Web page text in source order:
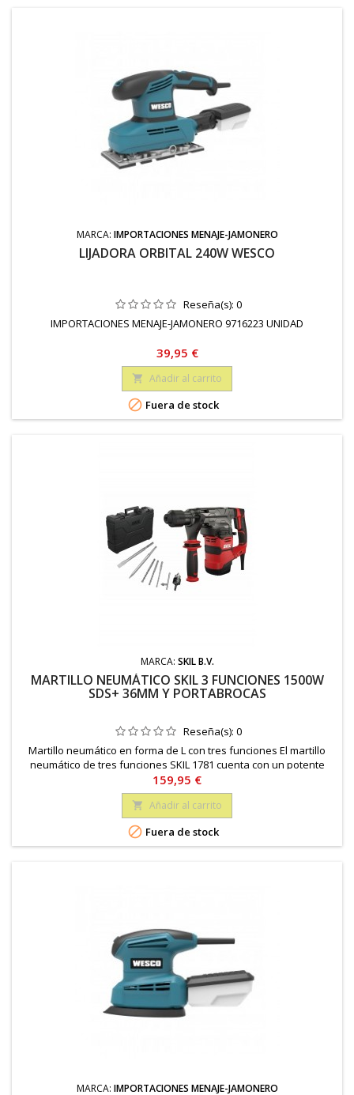
MARCA: IMPORTACIONES MENAJE-JAMONERO
LIJADORA ORBITAL 240W WESCO
Reseña(s): 0
IMPORTACIONES MENAJE-JAMONERO 9716223 UNIDAD
Precio
39,95 €
 Añadir al carrito
 Fuera de stock
MARCA: SKIL B.V.
MARTILLO NEUMÁTICO SKIL 3 FUNCIONES 1500W
SDS+ 36MM Y PORTABROCAS
Reseña(s): 0
Martillo neumático en forma de L con tres funciones El martillo
neumático de tres funciones SKIL 1781 cuenta con un potente
motor de 1500 W y preselección de velocidad para un control
perfecto. Posee una función de martillo para el taladrado de
hormigón
Precio
159,95 €
 Añadir al carrito
 Fuera de stock
MARCA: IMPORTACIONES MENAJE-JAMONERO